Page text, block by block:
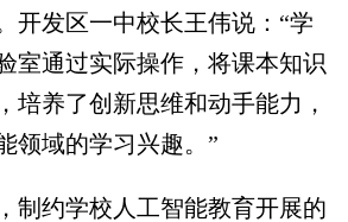
开发区一中校长王伟说：“学
室通过实际操作，将课本知识
培养了创新思维和动手能力，
领域的学习兴趣。”
约学校人工智能教育开展的